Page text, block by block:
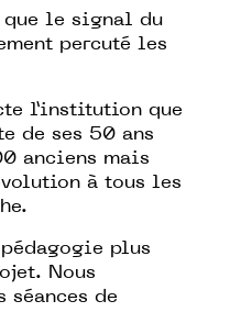
que le signal du
percuté les
l’institution que
de ses 50 ans
anciens mais
à tous les
plus
Nous
séances de